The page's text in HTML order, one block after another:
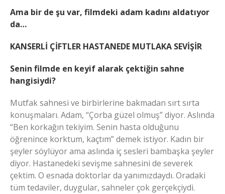
Ama bir de şu var, filmdeki adam kadını aldatıyor
da…
KANSERLİ ÇİFTLER HASTANEDE MUTLAKA SEVİŞİR
Senin filmde en keyif alarak çektiğin sahne
hangisiydi?
Mutfak sahnesi ve birbirlerine bakmadan sırt sırta
konuşmaları. Adam, “Çorba güzel olmuş” diyor. Aslında
“Ben korkağın tekiyim. Senin hasta olduğunu
öğrenince korktum, kaçtım” demek istiyor. Kadın bir
şeyler söylüyor ama aslında iç sesleri bambaşka şeyler
diyor. Hastanedeki sevişme sahnesini de severek
çektim. O esnada doktorlar da yanımızdaydı. Oradaki
tüm tedaviler, duygular, sahneler çok gerçekçiydi.